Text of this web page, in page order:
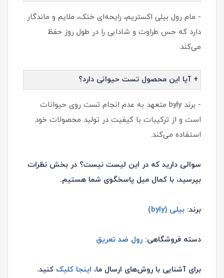
- مام رول بیلی اکستریم، رایحه‌ای خنک، ملایم و ماندگار
دارد که حس طراوت و شادابی را در طول روز حفظ
می‌کند.
+ آیا این محصول تست حیوانی دارد؟
- برند byly متعهد به عدم انجام تست روی حیوانات
است و از ترکیبات با کیفیت در تولید محصولات خود
استفاده می‌کند.
سوالی دارید که در این لیست نیست؟ در بخش نظرات
بپرسید، با کمال میل پاسخگوی شما هستیم.
برند: بیلی (byly)
دسته فروشگاهی: رول ضد تعریق
برای آشنایی با روش‌های ارسال ما، اینجا کلیک کنید.